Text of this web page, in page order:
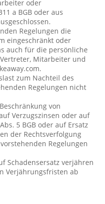
oder
a BGB oder aus
Regelungen die
eingeschränkt oder
auch für die persönliche
Mitarbeiter und
zum Nachteil des
Regelungen nicht
von
Verzugszinsen oder auf
5 BGB oder auf Ersatz
der Rechtsverfolgung
Regelungen
Schadensersatz verjähren
Verjährungsfristen ab